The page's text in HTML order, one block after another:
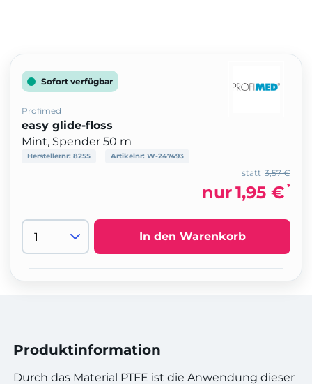
Sofort verfügbar
Profimed
easy glide-floss
Mint, Spender 50 m
Herstellernr: 8255 Artikelnr: W-247493
3,57 €
statt
nur1,95 € *
In den Warenkorb
Produktinformation
Durch das Material PTFE ist die Anwendung dieser